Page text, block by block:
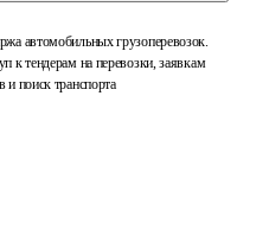
автомобильных грузоперевозок.
к тендерам на перевозки, заявкам
и поиск транспорта